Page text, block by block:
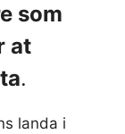
som
at
.
landa i